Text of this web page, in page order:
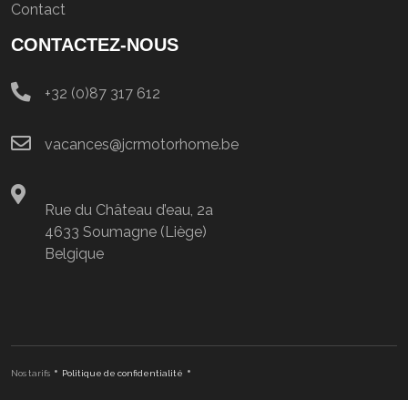
Contact
CONTACTEZ-NOUS
+32 (0)87 317 612
vacances@jcrmotorhome.be
Rue du Château d’eau, 2a
4633 Soumagne (Liège)
Belgique
Nos tarifs • Politique de confidentialité •